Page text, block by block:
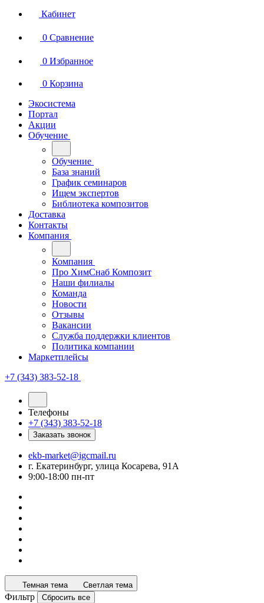
Кабинет
0 Сравнение
0 Избранное
0 Корзина
Экосистема
Портал
Акции
Обучение
Обучение
База знаний
График семинаров
Ищем экспертов
Библиотека композитов
Доставка
Контакты
Компания
Компания
Про ХимСнаб Композит
Наши филиалы
Команда
Новости
Отзывы
Вакансии
Служба поддержки клиентов
Политика компании
Маркетплейсы
+7 (343) 383-52-18
Телефоны
+7 (343) 383-52-18
Заказать звонок
ekb-market@igcmail.ru
г. Екатеринбург, улица Косарева, 91А
9:00-18:00 пн-пт
Темная тема Светлая тема
Фильтр Сбросить все